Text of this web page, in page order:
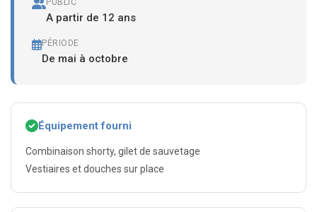
A partir de 12 ans
PÉRIODE
De mai à octobre
Équipement fourni
Combinaison shorty, gilet de sauvetage
Vestiaires et douches sur place